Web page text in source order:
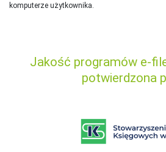
komputerze użytkownika.
Jakość programów e-
potwierdzona